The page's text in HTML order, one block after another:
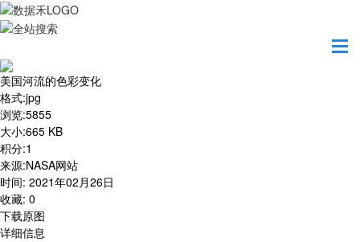
美国河流的色彩变化
格式:jpg
浏览:5855
大小:665 KB
积分:1
来源:NASA网站
时间: 2021年02月26日
收藏: 0
下载原图
详细信息